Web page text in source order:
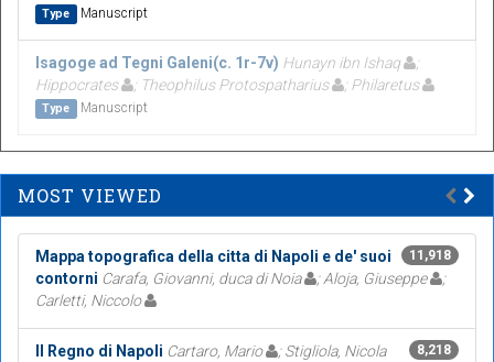
Type Manuscript
Isagoge ad Tegni Galeni(c. 1r-7v) Hunayn ibn Ishaq
Hippocrates
; Theophilus Protospatharius ; Philaretus
Type Manuscript
MOST VIEWED
11,918
Mappa topografica della citta di Napoli e de' suoi
contorni Carafa, Giovanni, duca di Noia ; Aloja, Giuseppe
;
Carletti, Niccolo
8,218
Il Regno di Napoli Cartaro, Mario
; Stigliola, Nicola